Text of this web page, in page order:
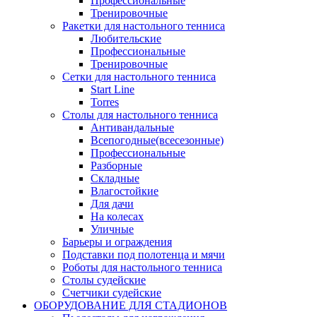
Тренировочные
Ракетки для настольного тенниса
Любительские
Профессиональные
Тренировочные
Сетки для настольного тенниса
Start Line
Torres
Столы для настольного тенниса
Антивандальные
Всепогодные(всесезонные)
Профессиональные
Разборные
Складные
Влагостойкие
Для дачи
На колесах
Уличные
Барьеры и ограждения
Подставки под полотенца и мячи
Роботы для настольного тенниса
Столы судейские
Счетчики судейские
ОБОРУДОВАНИЕ ДЛЯ СТАДИОНОВ